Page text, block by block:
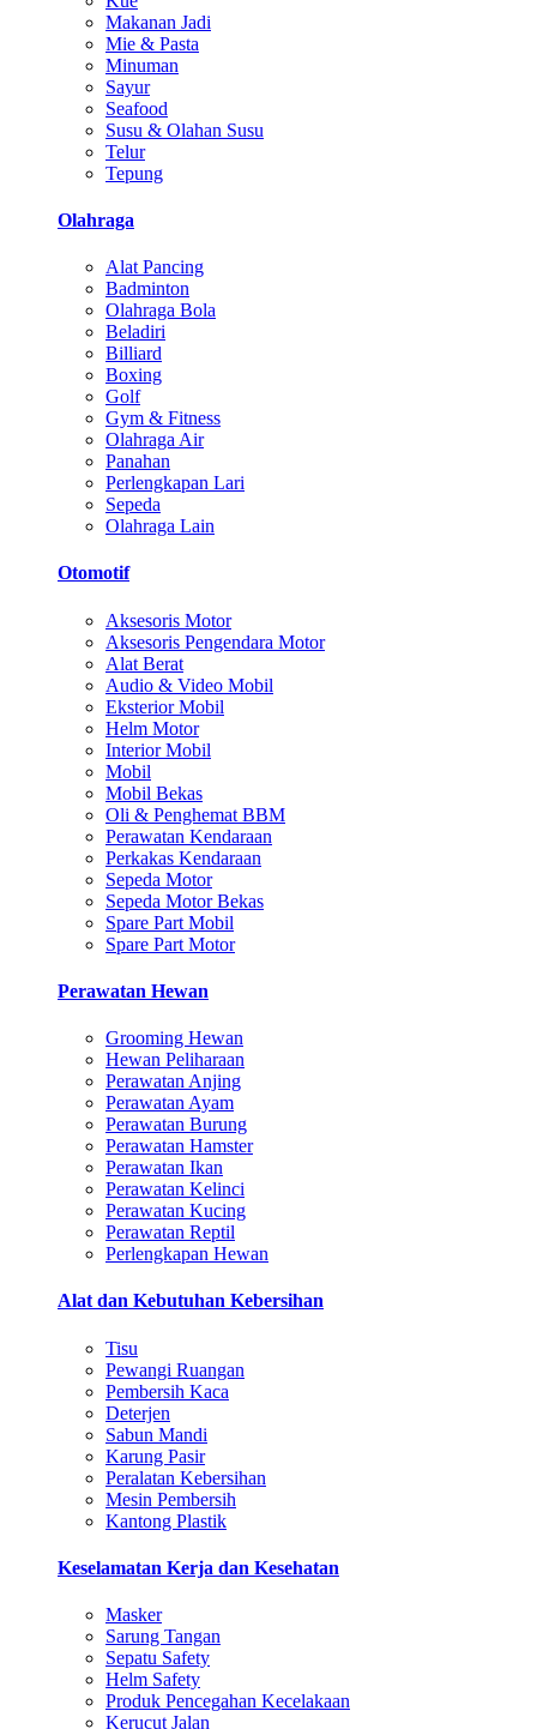
Makanan Jadi
Mie & Pasta
Minuman
Sayur
Seafood
Susu & Olahan Susu
Telur
Tepung
Olahraga
Alat Pancing
Badminton
Olahraga Bola
Beladiri
Billiard
Boxing
Golf
Gym & Fitness
Olahraga Air
Panahan
Perlengkapan Lari
Sepeda
Olahraga Lain
Otomotif
Aksesoris Motor
Aksesoris Pengendara Motor
Alat Berat
Audio & Video Mobil
Eksterior Mobil
Helm Motor
Interior Mobil
Mobil
Mobil Bekas
Oli & Penghemat BBM
Perawatan Kendaraan
Perkakas Kendaraan
Sepeda Motor
Sepeda Motor Bekas
Spare Part Mobil
Spare Part Motor
Perawatan Hewan
Grooming Hewan
Hewan Peliharaan
Perawatan Anjing
Perawatan Ayam
Perawatan Burung
Perawatan Hamster
Perawatan Ikan
Perawatan Kelinci
Perawatan Kucing
Perawatan Reptil
Perlengkapan Hewan
Alat dan Kebutuhan Kebersihan
Tisu
Pewangi Ruangan
Pembersih Kaca
Deterjen
Sabun Mandi
Karung Pasir
Peralatan Kebersihan
Mesin Pembersih
Kantong Plastik
Keselamatan Kerja dan Kesehatan
Masker
Sarung Tangan
Sepatu Safety
Helm Safety
Produk Pencegahan Kecelakaan
Kerucut Jalan